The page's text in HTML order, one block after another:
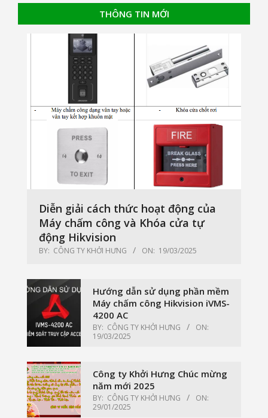
THÔNG TIN MỚI
Diễn giải cách thức hoạt động của
Máy chấm công và Khóa cửa tự
động Hikvision
BY: CÔNG TY KHỞI HƯNG ON: 19/03/2025
Hướng dẫn sử dụng phần mềm
Máy chấm công Hikvision iVMS-
4200 AC
BY: CÔNG TY KHỞI HƯNG
ON:
19/03/2025
Công ty Khởi Hưng Chúc mừng
năm mới 2025
BY: CÔNG TY KHỞI HƯNG
ON:
29/01/2025